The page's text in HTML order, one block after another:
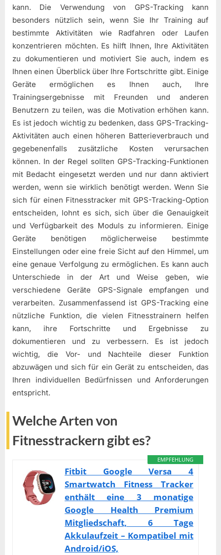
kann. Die Verwendung von GPS-Tracking kann
besonders nützlich sein, wenn Sie Ihr Training auf
bestimmte Aktivitäten wie Radfahren oder Laufen
konzentrieren möchten. Es hilft Ihnen, Ihre Aktivitäten
zu dokumentieren und motiviert Sie auch, indem es
Ihnen einen Überblick über Ihre Fortschritte gibt. Einige
Geräte ermöglichen es Ihnen auch, Ihre
Trainingsergebnisse mit Freunden und anderen
Benutzern zu teilen, was die Motivation erhöhen kann.
Es ist jedoch wichtig zu bedenken, dass GPS-Tracking-
Aktivitäten auch einen höheren Batterieverbrauch und
gegebenenfalls zusätzliche Kosten verursachen
können. In der Regel sollten GPS-Tracking-Funktionen
mit Bedacht eingesetzt werden und nur dann aktiviert
werden, wenn sie wirklich benötigt werden. Wenn Sie
sich für einen Fitnesstracker mit GPS-Tracking-Option
entscheiden, lohnt es sich, sich über die Genauigkeit
und Verfügbarkeit des Moduls zu informieren. Einige
Geräte benötigen möglicherweise bestimmte
Einstellungen oder eine freie Sicht auf den Himmel, um
eine genaue Verfolgung zu ermöglichen. Es kann auch
Unterschiede in der Art und Weise geben, wie
verschiedene Geräte GPS-Signale empfangen und
verarbeiten. Zusammenfassend ist GPS-Tracking eine
nützliche Funktion, die vielen Fitnesstrainern helfen
kann, ihre Fortschritte und Ergebnisse zu
dokumentieren und zu verbessern. Es ist jedoch
wichtig, die Vor- und Nachteile dieser Funktion
abzuwägen und sich für ein Gerät zu entscheiden, das
Ihren individuellen Bedürfnissen und Anforderungen
entspricht.
Welche Arten von
Fitnesstrackern gibt es?
EMPFEHLUNG
Fitbit Google Versa 4
Smartwatch Fitness Tracker
enthält eine 3 monatige
Google Health Premium
Mitgliedschaft, 6 Tage
Akkulaufzeit – Kompatibel mit
Android/iOS,